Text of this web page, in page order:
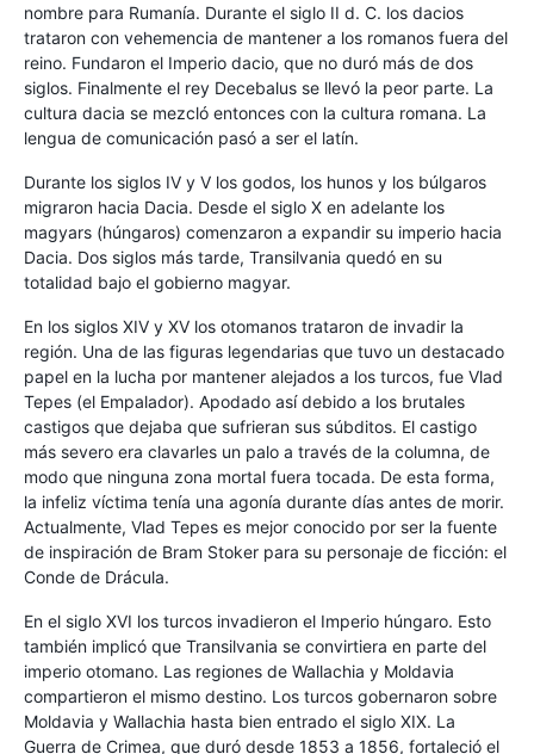
nombre para Rumanía. Durante el siglo II d. C. los dacios
trataron con vehemencia de mantener a los romanos fuera del
reino. Fundaron el Imperio dacio, que no duró más de dos
siglos. Finalmente el rey Decebalus se llevó la peor parte. La
cultura dacia se mezcló entonces con la cultura romana. La
lengua de comunicación pasó a ser el latín.
Durante los siglos IV y V los godos, los hunos y los búlgaros
migraron hacia Dacia. Desde el siglo X en adelante los
magyars (húngaros) comenzaron a expandir su imperio hacia
Dacia. Dos siglos más tarde, Transilvania quedó en su
totalidad bajo el gobierno magyar.
En los siglos XIV y XV los otomanos trataron de invadir la
región. Una de las figuras legendarias que tuvo un destacado
papel en la lucha por mantener alejados a los turcos, fue Vlad
Tepes (el Empalador). Apodado así debido a los brutales
castigos que dejaba que sufrieran sus súbditos. El castigo
más severo era clavarles un palo a través de la columna, de
modo que ninguna zona mortal fuera tocada. De esta forma,
la infeliz víctima tenía una agonía durante días antes de morir.
Actualmente, Vlad Tepes es mejor conocido por ser la fuente
de inspiración de Bram Stoker para su personaje de ficción: el
Conde de Drácula.
En el siglo XVI los turcos invadieron el Imperio húngaro. Esto
también implicó que Transilvania se convirtiera en parte del
imperio otomano. Las regiones de Wallachia y Moldavia
compartieron el mismo destino. Los turcos gobernaron sobre
Moldavia y Wallachia hasta bien entrado el siglo XIX. La
Guerra de Crimea, que duró desde 1853 a 1856, fortaleció el